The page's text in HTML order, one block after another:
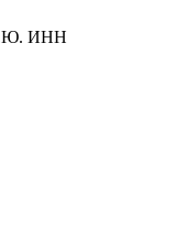
ИНН